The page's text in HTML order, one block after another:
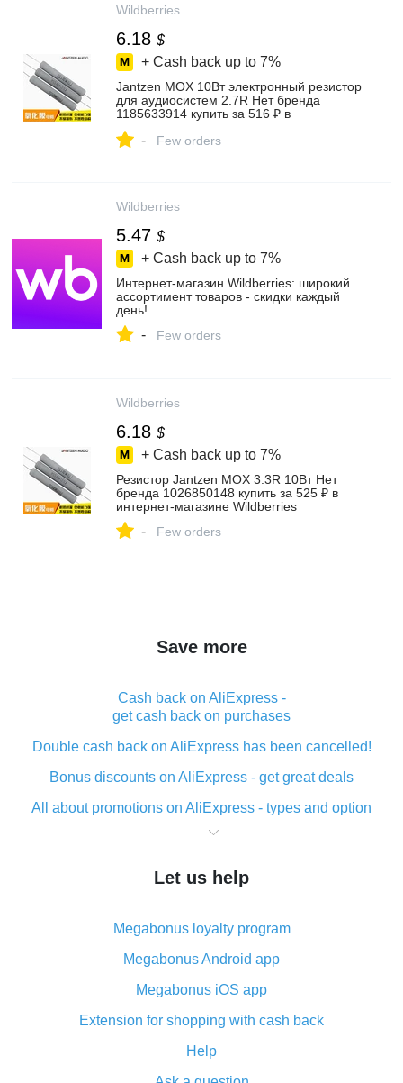
Wildberries
6.18 $
+ Cash back up to 7%
Jantzen MOX 10Вт электронный резистор
для аудиосистем 2.7R Нет бренда
1185633914 купить за 516 ₽ в
- Few orders
Wildberries
5.47 $
+ Cash back up to 7%
Интернет‑магазин Wildberries: широкий
ассортимент товаров - скидки каждый
день!
- Few orders
Wildberries
6.18 $
+ Cash back up to 7%
Резистор Jantzen MOX 3.3R 10Вт Нет
бренда 1026850148 купить за 525 ₽ в
интернет‑магазине Wildberries
- Few orders
Save more
Cash back on AliExpress -
get cash back on purchases
Double cash back on AliExpress has been cancelled!
Bonus discounts on AliExpress - get great deals
All about promotions on AliExpress - types and option
What is cash back when making purchases on
The best place to download cash back for AliExpress
What is the AliExpress cash back plugin and what are
its advantages
Cash back from the AliExpress mobile app -
advantages of the plugin
Double cash back on AliExpress has been cancelled!
How to use cash back on AliExpress - short manual
Let us help
Megabonus loyalty program
Megabonus Android app
Megabonus iOS app
Extension for shopping with cash back
Help